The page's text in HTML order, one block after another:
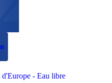
d'Europe - Eau libre